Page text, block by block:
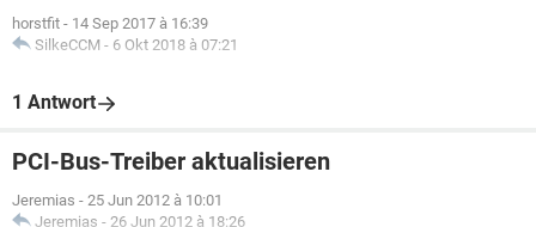
horstfit - 14 Sep 2017 à 16:39
SilkeCCM - 6 Okt 2018 à 07:21
1 Antwort
PCI-Bus-Treiber aktualisieren
Jeremias - 25 Jun 2012 à 10:01
Jeremias - 26 Jun 2012 à 18:26